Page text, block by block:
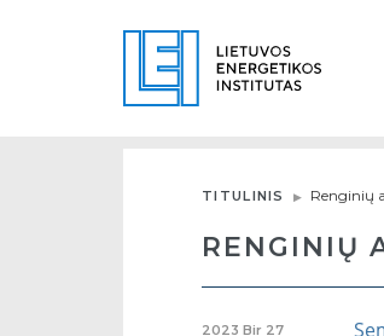
TITULINIS Renginių
RENGINIŲ
2023 Bir 27